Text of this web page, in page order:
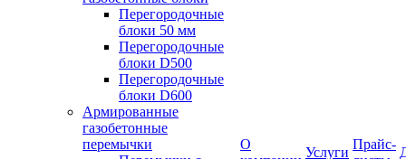
Перегородочные
блоки 50 мм
Перегородочные
блоки D500
Перегородочные
блоки D600
Армированные
газобетонные
перемычки
О
Услуги
Прайс-